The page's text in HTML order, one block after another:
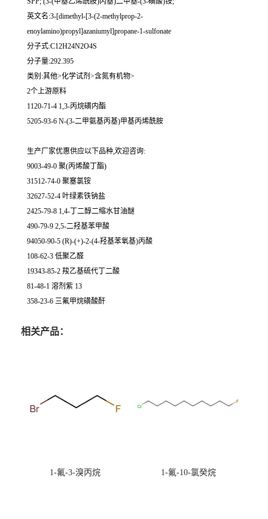
英文名:3-[dimethyl-[3-(2-methylprop-2-
enoylamino)propyl]azaniumyl]propane-1-sulfonate
分子式:C12H24N2O4S
分子量:292.395
类别:其他>化学试剂>含氮有机物>
2个上游原料
1120-71-4 1,3-丙烷磺内酯
5205-93-6 N-(3-二甲氨基丙基)甲基丙烯酰胺
生产厂家优惠供应以下品种,欢迎咨询:
9003-49-0 聚(丙烯酸丁酯)
31512-74-0 聚塞氯铵
32627-52-4 叶绿素铁钠盐
2425-79-8 1,4-丁二醇二缩水甘油醚
490-79-9 2,5-二羟基苯甲酸
94050-90-5 (R)-(+)-2-(4-羟基苯氧基)丙酸
108-62-3 低聚乙醛
19343-85-2 羧乙基硫代丁二酸
81-48-1 溶剂紫 13
358-23-6 三氟甲烷磺酸酐
相关产品：
1-氟-3-溴丙烷 1-氟-10-氯癸烷